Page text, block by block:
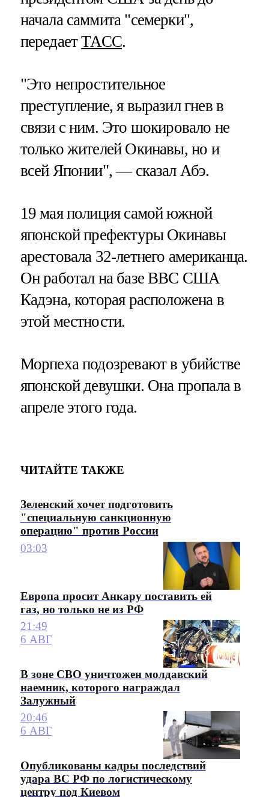
начала саммита "семерки",
передаетТАСС.
"Это непростительное
преступление, я выразил гнев в
связи с ним. Это шокировало не
только жителей Окинавы, но и
всей Японии", — сказал Абэ.
19 мая полиция самой южной
японской префектуры Окинавы
арестовала 32-летнего американца.
Он работал на базе ВВС США
Кадэна, которая расположена в
этой местности.
Морпеха подозревают в убийстве
японской девушки. Она пропала в
апреле этого года.
ЧИТАЙТЕ ТАКЖЕ
Зеленский хочет подготовить
"специальную санкционную
операцию" против России
03:03
Европа просит Анкару поставить ей
газ, но только не из РФ
21:49
6 АВГ
В зоне СВО уничтожен молдавский
наемник, которого награждал
Залужный
20:46
6 АВГ
Опубликованы кадры последствий
удара ВС РФ по логистическому
центру под Киевом